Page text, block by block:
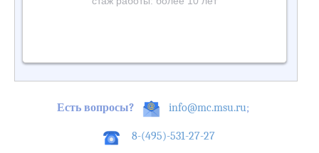
Есть вопросы? info@mc.msu.ru;
8-(495)-531-27-27